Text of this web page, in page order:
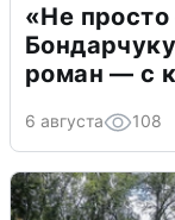
«Не
роман — с
6 августа 108